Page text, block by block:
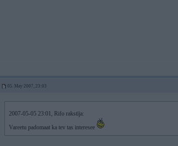
05. May 2007, 23:03
2007-05-05 23:01, Rifo rakstīja:
Vareetu padomaat ka tev tas interesee